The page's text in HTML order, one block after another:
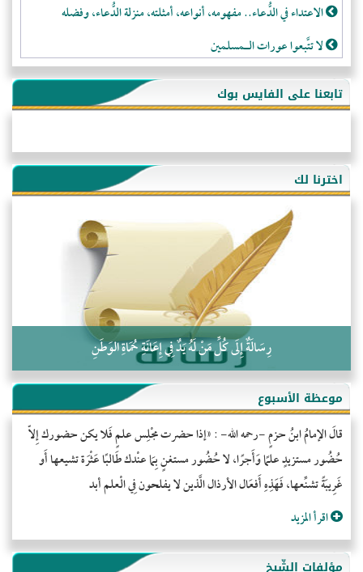
الاعتداء في الدُّعاء.. مفهومه، أنواعه، أمثلته، منزلة الدُّعاء، وفضله
لا تتَّبعوا عورات الـمسلمين
فقه النَّصيحة عند الصَّحابة الكرام رضي الله عنهم
لَا عِزَّةَ إِلَّا بِالإِسْلَامِ
هذه سبيلنا فماذا تنقمون؟!
أُسُـسُ بَـيْـتِ الـمُسْـلِمِ
التَّعْلِيمُ القُرْآنِي
كلمة إلى إخواني السلفيين في الجزائر
تابعنا على الفايس بوك
اخترنا لك
رِسَالَةٌ إِلَى كُلِّ مَنْ لَهُ يَدٌ فِي إِعَانَةِ حُمَاةِ الوَطَنِ
موعظة الأسبوع
قالَ الإمامُ ابنُ حزمٍ -رحمه الله- : «إذا حضرت مجْلِس علمٍ فَلا يكن حضورك إِلاّ
حُضُور مستزيدٍ علمًا وَأَجرًا، لا حُضُور مستغنٍ بِمَا عنْدك طَالبًا عَثْرَة تشيعها أَو
غَرِيبَةً تشنِّعها، فَهَذِهِ أَفعَال الأرذال الَّذين لا يفلحون فِي الْعلم أبد
اقرأ المزيد
مؤلفات الشّيخ